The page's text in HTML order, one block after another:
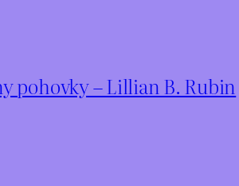
pohovky – Lillian B. Rubin